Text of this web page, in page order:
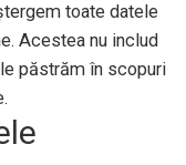
toate datele
Acestea nu includ
păstrăm în scopuri